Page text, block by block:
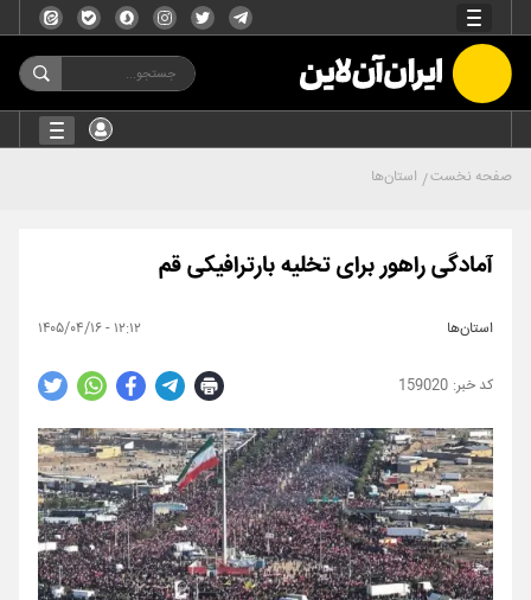
صفحه نخست استان‌ها
آمادگی راهور برای تخلیه بارترافیکی قم
استان‌ها ۱۲:۱۲ - ۱۴۰۵/۰۴/۱۶
159020